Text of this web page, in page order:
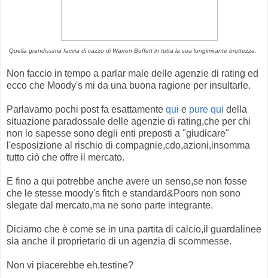
Quella grandissima faccia di cazzo di Warren Buffett in tutta la sua lungimirante bruttezza.
Non faccio in tempo a parlar male delle agenzie di rating ed
ecco che Moody's mi da una buona ragione per insultarle.
Parlavamo pochi post fa esattamente qui e pure qui della
situazione paradossale delle agenzie di rating,che per chi
non lo sapesse sono degli enti preposti a "giudicare"
l'esposizione al rischio di compagnie,cdo,azioni,insomma
tutto ciò che offre il mercato.
E fino a qui potrebbe anche avere un senso,se non fosse
che le stesse moody's fitch e standard&Poors non sono
slegate dal mercato,ma ne sono parte integrante.
Diciamo che è come se in una partita di calcio,il guardalinee
sia anche il proprietario di un agenzia di scommesse.
Non vi piacerebbe eh,testine?